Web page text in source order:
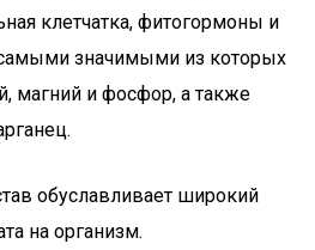
клетчатка, фитогормоны и
значимыми из которых
магний и фосфор, а также
обуславливает широкий
на организм.